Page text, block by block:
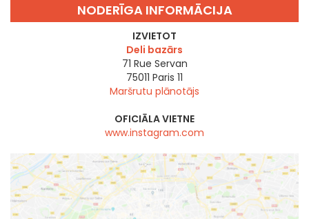
NODERĪGA INFORMĀCIJA
IZVIETOT
Deli bazārs
71 Rue Servan
75011 Paris 11
Maršrutu plānotājs
OFICIĀLA VIETNE
www.instagram.com